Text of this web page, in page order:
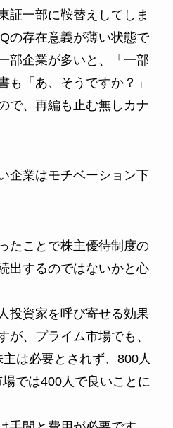
証一部に鞍替えしてしま
の存在意義が薄い状態で
部企業が多いと、「 一部
も「 あ、そうですか？ 」
で、再編も止む無しカナ
企業はモチベーション下
たことで株主優待制度の
出するのではないかと心
投資家を呼び寄せる効果
が、プライム市場でも、
は必要とされず、800人
では400人で良いことに